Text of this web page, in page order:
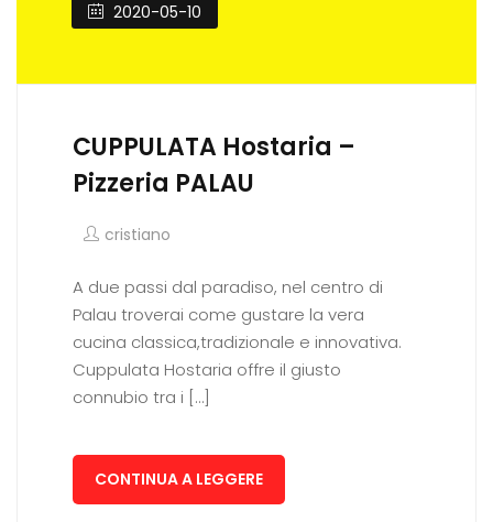
2020-05-10
CUPPULATA Hostaria –
Pizzeria PALAU
cristiano
A due passi dal paradiso, nel centro di
Palau troverai come gustare la vera
cucina classica,tradizionale e innovativa.
Cuppulata Hostaria offre il giusto
connubio tra i […]
CONTINUA A LEGGERE